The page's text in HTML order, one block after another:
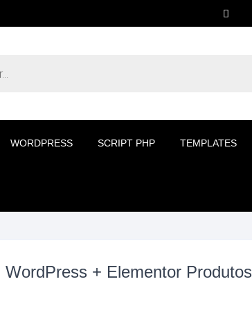
WORDPRESS SCRIPT PHP TEMPLATES
+ Elementor Produtos